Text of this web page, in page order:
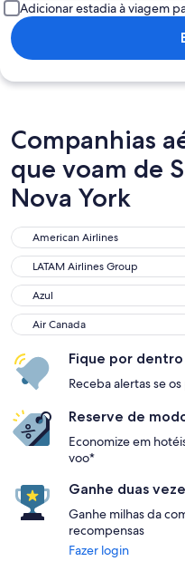
Adicionar estadia à viagem
Companhias
que voam de
Nova York
American Airlines
American Airlines
LATAM Airlines Group
LATAM Airlines Group
Azul
Azul
Air Canada
Air Canada
Fique por
Receba alertas se
Reserve de
Economize em
voo*
Ganhe duas
Ganhe milhas da
recompensas
Fazer login